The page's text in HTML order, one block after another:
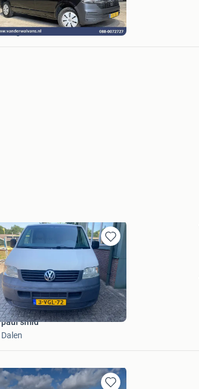
Van der Wal Vans
Langerak
Bezoek website
Bewaren
in
Mijn
Favorieten
paul smid
Dalen